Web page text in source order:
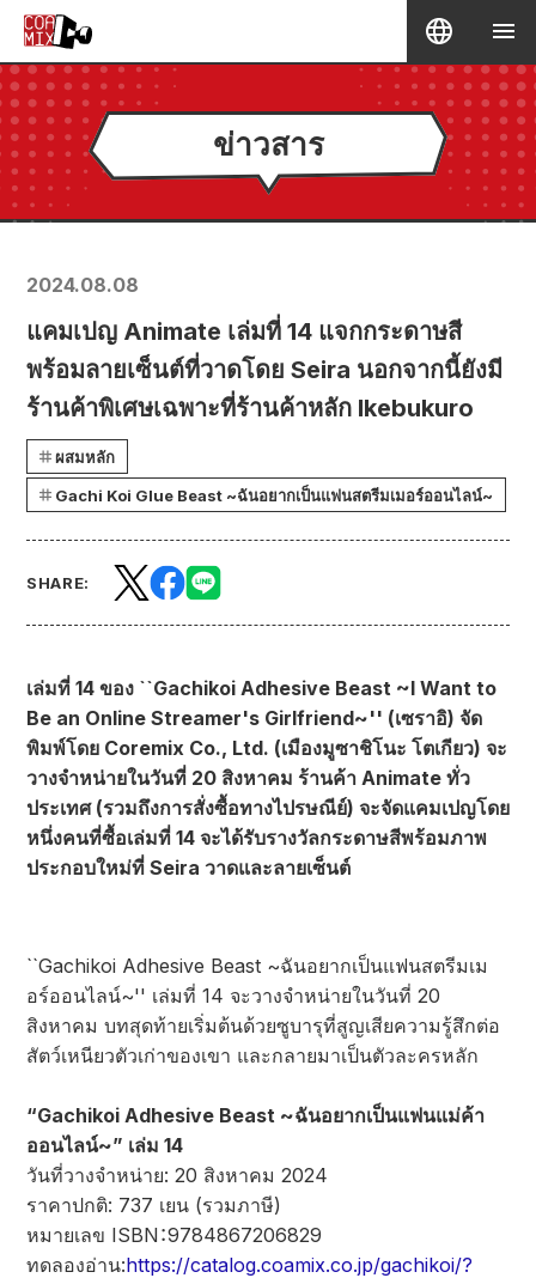
ข่าวสาร
2024.08.08
แคมเปญ Animate เล่มที่ 14 แจกกระดาษสี
พร้อมลายเซ็นต์ที่วาดโดย Seira นอกจากนี้ยังมี
ร้านค้าพิเศษเฉพาะที่ร้านค้าหลัก Ikebukuro
ผสมหลัก
Gachi Koi Glue Beast ~ฉันอยากเป็นแฟนสตรีมเมอร์ออนไลน์~
SHARE:
เล่มที่ 14 ของ ``Gachikoi Adhesive Beast ~I Want to
Be an Online Streamer's Girlfriend~'' (เซราอิ) จัด
พิมพ์โดย Coremix Co., Ltd. (เมืองมูซาชิโนะ โตเกียว) จะ
วางจำหน่ายในวันที่ 20 สิงหาคม ร้านค้า Animate ทั่ว
ประเทศ (รวมถึงการสั่งซื้อทางไปรษณีย์) จะจัดแคมเปญโดย
หนึ่งคนที่ซื้อเล่มที่ 14 จะได้รับรางวัลกระดาษสีพร้อมภาพ
ประกอบใหม่ที่ Seira วาดและลายเซ็นต์
``Gachikoi Adhesive Beast ~ฉันอยากเป็นแฟนสตรีมเม
อร์ออนไลน์~'' เล่มที่ 14 จะวางจำหน่ายในวันที่ 20
สิงหาคม บทสุดท้ายเริ่มต้นด้วยซูบารุที่สูญเสียความรู้สึกต่อ
สัตว์เหนียวตัวเก่าของเขา และกลายมาเป็นตัวละครหลัก
“Gachikoi Adhesive Beast ~ฉันอยากเป็นแฟนแม่ค้า
ออนไลน์~” เล่ม 14
วันที่วางจำหน่าย: 20 สิงหาคม 2024
ราคาปกติ: 737 เยน (รวมภาษี)
หมายเลข ISBN：9784867206829
ทดลองอ่าน:https://catalog.coamix.co.jp/gachikoi/?